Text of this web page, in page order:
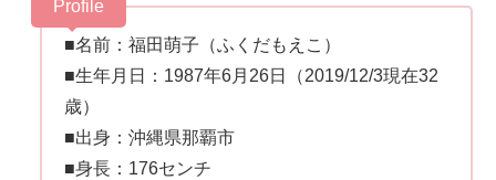
■名前：福田萌子（ふくだもえこ）
■生年月日：1987年6月26日（2019/12/3現在32
歳）
■出身：沖縄県那覇市
■身長：176センチ